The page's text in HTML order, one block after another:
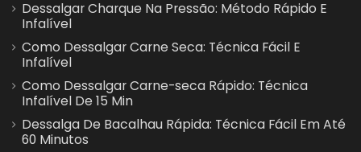
Dessalgar Charque Na Pressão: Método Rápido E
Infalível
Como Dessalgar Carne Seca: Técnica Fácil E
Infalível
Como Dessalgar Carne-seca Rápido: Técnica
Infalível De 15 Min
Dessalga De Bacalhau Rápida: Técnica Fácil Em Até
60 Minutos